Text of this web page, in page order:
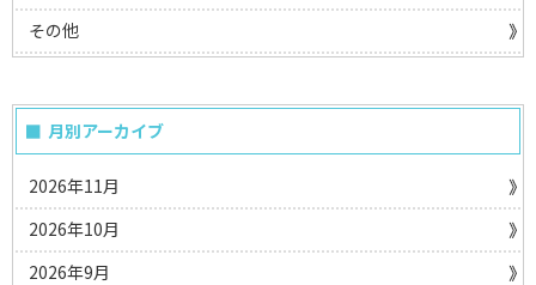
その他
月別アーカイブ
2026年11月
2026年10月
2026年9月